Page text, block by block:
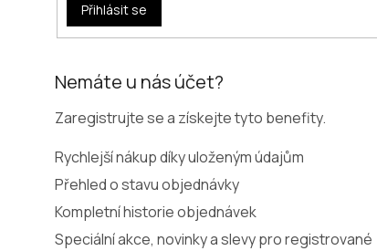
Přihlásit se
Nemáte u nás účet?
Zaregistrujte se a získejte tyto benefity.
Rychlejší nákup díky uloženým údajům
Přehled o stavu objednávky
Kompletní historie objednávek
Speciální akce, novinky a slevy pro registrované